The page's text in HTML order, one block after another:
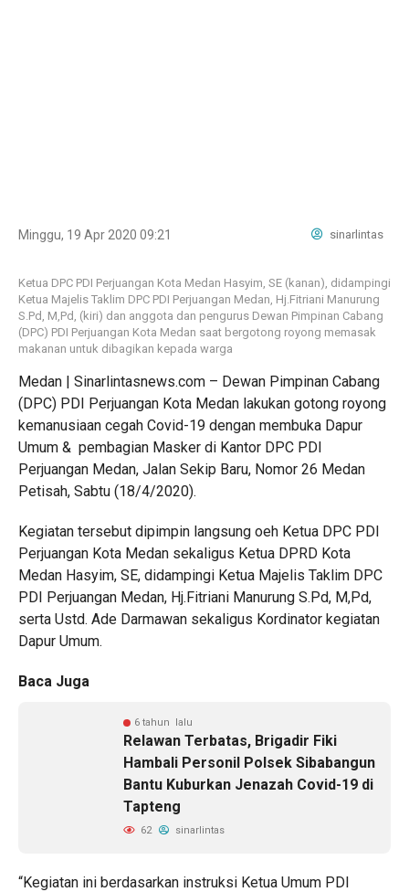
Minggu, 19 Apr 2020 09:21 sinarlintas
Ketua DPC PDI Perjuangan Kota Medan Hasyim, SE (kanan), didampingi
Ketua Majelis Taklim DPC PDI Perjuangan Medan, Hj.Fitriani Manurung
S.Pd, M,Pd, (kiri) dan anggota dan pengurus Dewan Pimpinan Cabang
(DPC) PDI Perjuangan Kota Medan saat bergotong royong memasak
makanan untuk dibagikan kepada warga
Medan | Sinarlintasnews.com – Dewan Pimpinan Cabang
(DPC) PDI Perjuangan Kota Medan lakukan gotong royong
kemanusiaan cegah Covid-19 dengan membuka Dapur
Umum & pembagian Masker di Kantor DPC PDI
Perjuangan Medan, Jalan Sekip Baru, Nomor 26 Medan
Petisah, Sabtu (18/4/2020).
Kegiatan tersebut dipimpin langsung oeh Ketua DPC PDI
Perjuangan Kota Medan sekaligus Ketua DPRD Kota
Medan Hasyim, SE, didampingi Ketua Majelis Taklim DPC
PDI Perjuangan Medan, Hj.Fitriani Manurung S.Pd, M,Pd,
serta Ustd. Ade Darmawan sekaligus Kordinator kegiatan
Dapur Umum.
Baca Juga
6 tahun lalu
Relawan Terbatas, Brigadir Fiki
Hambali Personil Polsek Sibabangun
Bantu Kuburkan Jenazah Covid-19 di
Tapteng
62 sinarlintas
“Kegiatan ini berdasarkan instruksi Ketua Umum PDI